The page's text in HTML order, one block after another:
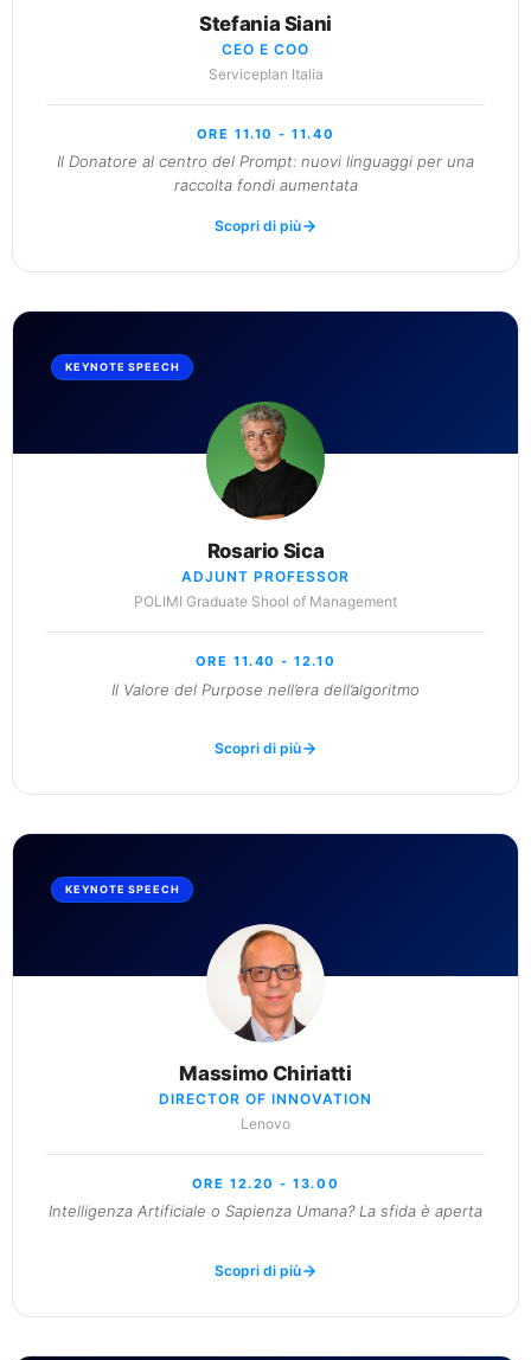
Stefania Siani
CEO E COO
Serviceplan Italia
ORE 11.10 - 11.40
Il Donatore al centro del Prompt: nuovi linguaggi per una
raccolta fondi aumentata
Scopri di più
KEYNOTE SPEECH
Rosario Sica
ADJUNT PROFESSOR
POLIMI Graduate Shool of Management
ORE 11.40 - 12.10
Il Valore del Purpose nell’era dell’algoritmo
Scopri di più
KEYNOTE SPEECH
Massimo Chiriatti
DIRECTOR OF INNOVATION
Lenovo
ORE 12.20 - 13.00
Intelligenza Artificiale o Sapienza Umana? La sfida è aperta
Scopri di più